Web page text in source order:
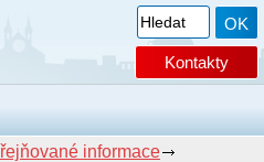
Kontakty
informace